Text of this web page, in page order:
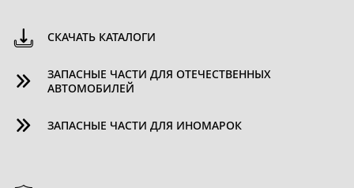
СКАЧАТЬ КАТАЛОГИ
ЗАПАСНЫЕ ЧАСТИ ДЛЯ ОТЕЧЕСТВЕННЫХ
АВТОМОБИЛЕЙ
ЗАПАСНЫЕ ЧАСТИ ДЛЯ ИНОМАРОК